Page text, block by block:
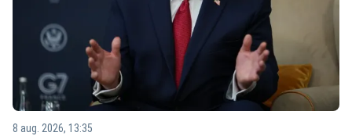
8 aug. 2026, 13:35